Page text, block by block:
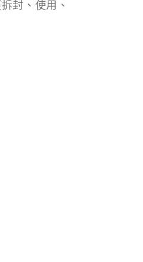
封、使用、